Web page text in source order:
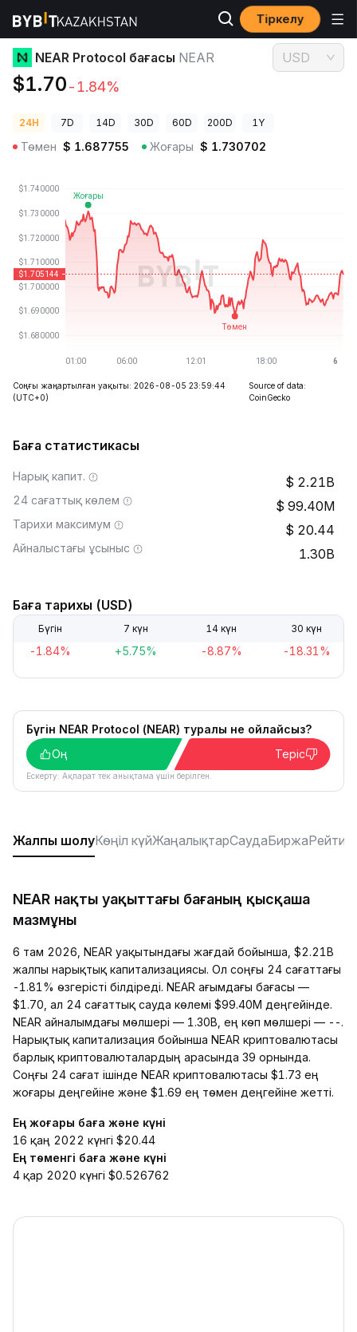
Тіркелу
Криптовалюта бағалары NEAR Protocol бағасы NEAR
NEAR Protocol бағасы NEAR
$1.70-1.84%
USD
24H 7D 14D 30D 60D 200D 1Y
Төмен $ 1.687755 Жоғары $ 1.730702
Соңғы жаңартылған уақыты: 2026-08-05 23:59:44
(UTC+0)
Source of data:
CoinGecko
Баға статистикасы
Нарық капит. 2.21B
24 сағаттық көлем 99.40M
Тарихи максимум 20.44
Айналыстағы ұсыныс 1.30B
Баға тарихы (USD)
Бүгін 7 күн 14 күн 30 күн
-1.84% +5.75% -8.87% -18.31%
Бүгін NEAR Protocol (NEAR) туралы не ойлайсыз?
Оң
Теріс
Ескерту: Ақпарат тек анықтама үшін берілген.
Жалпы шолуКөңіл күйЖаңалықтарСаудаБиржаРейтинг
NEAR нақты уақыттағы бағаның қысқаша
мазмұны
6 там 2026, NEAR уақытындағы жағдай бойынша, $2.21B
жалпы нарықтық капитализациясы. Ол соңғы 24 сағаттағы
-1.81% өзгерісті білдіреді. NEAR ағымдағы бағасы —
$1.70, ал 24 сағаттық сауда көлемі $99.40M деңгейінде.
NEAR айналымдағы мөлшері — 1.30B, ең көп мөлшері — --.
Нарықтық капитализация бойынша NEAR криптовалютасы
барлық криптовалюталардың арасында 39 орнында.
Соңғы 24 сағат ішінде NEAR криптовалютасы $1.73 ең
жоғары деңгейіне және $1.69 ең төмен деңгейіне жетті.
Ең жоғары баға және күні
16 қаң 2022 күнгі $20.44
Ең төменгі баға және күні
4 қар 2020 күнгі $0.526762